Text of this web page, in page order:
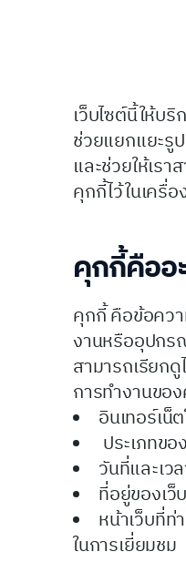
เว็บไซต์นี้ให้บ
ช่วยแยกแยะรู
และช่วยให้เร
คุกกี้ไว้ในเครื่
คุกกี้คืออ
คุกกี้ คือข้อควา
งานหรืออุปกร
สามารถเรียก
การทำงานขอ
อินเทอร์เน็
ประเภทข
วันที่และเว
ที่อยู่ของเว็
หน้าเว็บที่ท่
ในการเยี่ยมชม